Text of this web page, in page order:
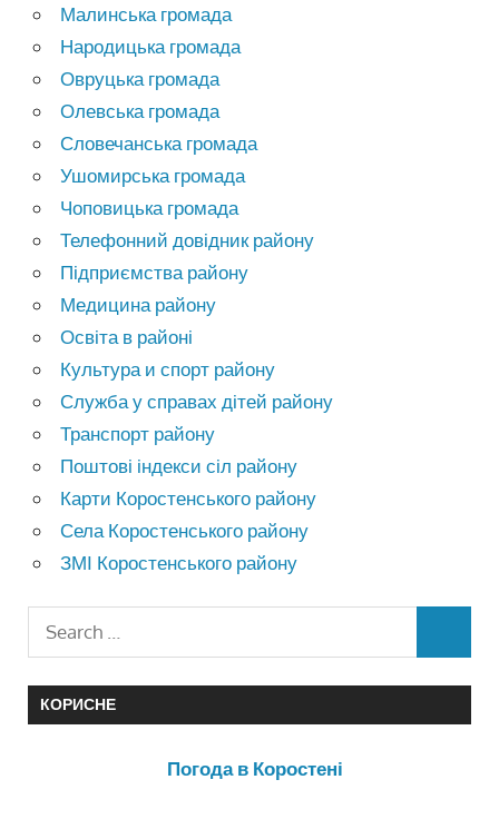
Малинська громада
Народицька громада
Овруцька громада
Олевська громада
Словечанська громада
Ушомирська громада
Чоповицька громада
Телефонний довідник району
Підприємства району
Медицина району
Освіта в районі
Культура и спорт району
Служба у справах дітей району
Транспорт району
Поштові індекси сіл району
Карти Коростенського району
Села Коростенського району
ЗМІ Коростенського району
КОРИСНЕ
Погода в Коростені